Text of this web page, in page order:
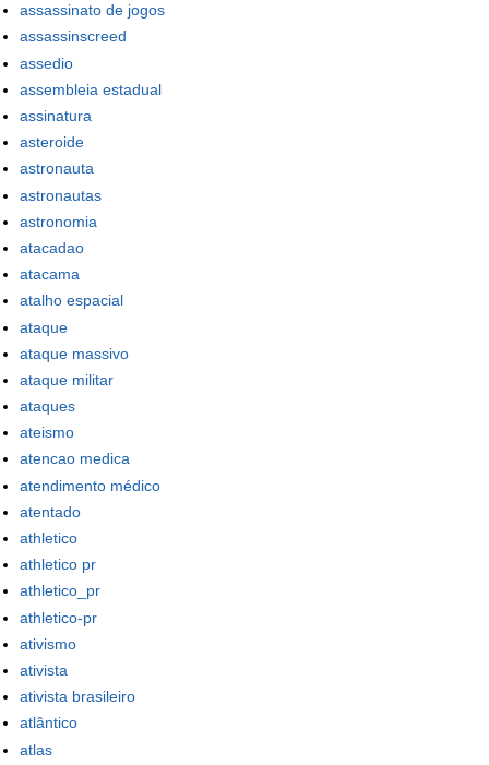
assassinato de jogos
assassinscreed
assedio
assembleia estadual
assinatura
asteroide
astronauta
astronautas
astronomia
atacadao
atacama
atalho espacial
ataque
ataque massivo
ataque militar
ataques
ateismo
atencao medica
atendimento médico
atentado
athletico
athletico pr
athletico_pr
athletico-pr
ativismo
ativista
ativista brasileiro
atlântico
atlas